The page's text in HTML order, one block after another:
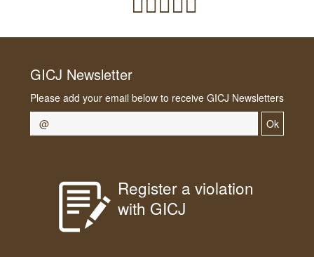
GICJ Newsletter
Please add your email below to receive GICJ Newsletters
Ok
Register a violation
with GICJ